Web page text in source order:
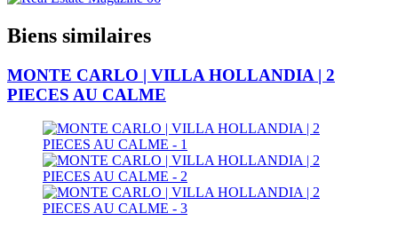
Biens similaires
MONTE CARLO | VILLA HOLLANDIA | 2
PIECES AU CALME